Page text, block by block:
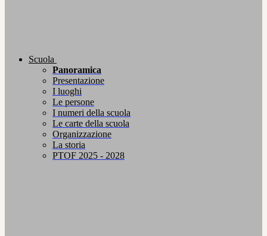
Scuola
Panoramica
Presentazione
I luoghi
Le persone
I numeri della scuola
Le carte della scuola
Organizzazione
La storia
PTOF 2025 - 2028